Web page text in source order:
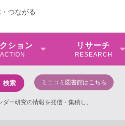
つながる
ション
ACTION
リサーチ
RESEARCH
ミニコミ図書館はこちら
ー研究の情報を発信・集積し、